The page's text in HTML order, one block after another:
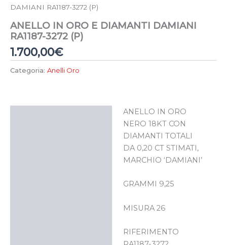
DAMIANI RA1187-3272 (P)
ANELLO IN ORO E DIAMANTI DAMIANI
RA1187-3272 (P)
1.700,00€
Categoria: Anelli Oro
ANELLO IN ORO
NERO 18KT CON
DIAMANTI TOTALI
DA 0,20 CT STIMATI,
MARCHIO ‘DAMIANI’
GRAMMI 9,25
MISURA 26
RIFERIMENTO